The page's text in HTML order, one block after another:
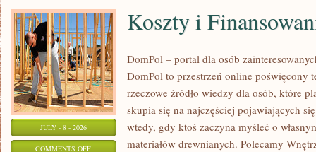
JULY - 8 - 2026
COMMENTS OFFON
Koszty i
DomPol – portal dla osób
DomPol to przestrzeń online poświęcony
rzeczowe źródło wiedzy dla osób, które
skupia się na najczęściej pojawiających
wtedy, gdy ktoś zaczyna myśleć o
materiałów drewnianych. Polecamy